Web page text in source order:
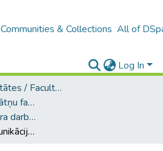
Communities & Collections All of
Log In
B4 – LU fakultātes / Faculties of the UL
B --- Bij. Sociālo zinātņu fakultātes noslēguma darbi / Faculty of Social Sciences - Graduate works
Bakalaura un maģistra darbi (SZF) / Bachelor's and Master's theses
Informācijas un komunikācijas tehnoloģiju ietekme uz cilvēku lasīšanas paradumiem